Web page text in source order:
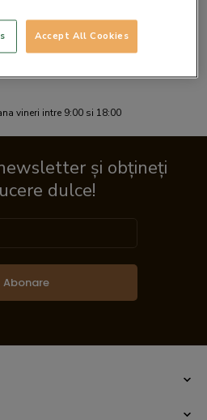
cu 200 lei
vineri intre 9:00 si 18:00
și obțineți
dulce!
Abonare
Accept All Cookies